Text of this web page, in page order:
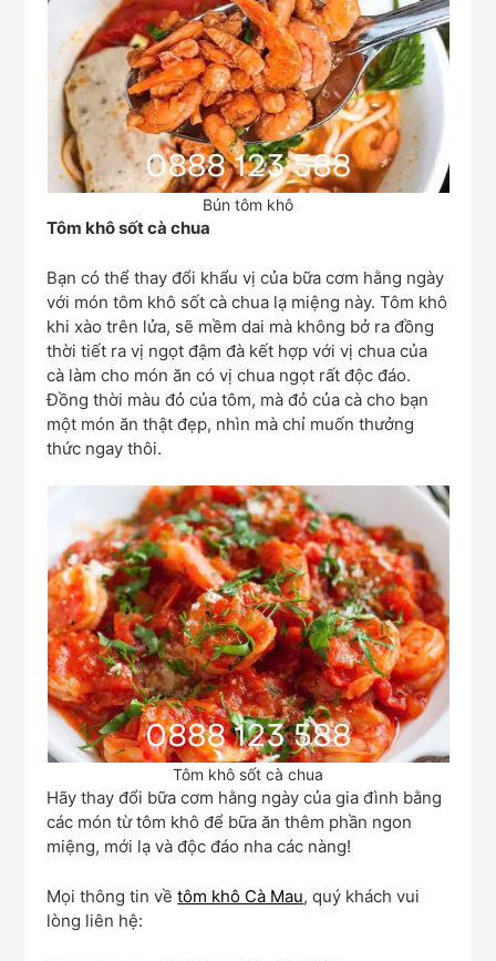
Bún tôm khô
Tôm khô sốt cà chua
Bạn có thể thay đổi khẩu vị của bữa cơm hằng ngày
với món tôm khô sốt cà chua lạ miệng này. Tôm khô
khi xào trên lửa, sẽ mềm dai mà không bở ra đồng
thời tiết ra vị ngọt đậm đà kết hợp với vị chua của
cà làm cho món ăn có vị chua ngọt rất độc đáo.
Đồng thời màu đỏ của tôm, mà đỏ của cà cho bạn
một món ăn thật đẹp, nhìn mà chỉ muốn thưởng
thức ngay thôi.
Tôm khô sốt cà chua
Hãy thay đổi bữa cơm hằng ngày của gia đình bằng
các món từ tôm khô để bữa ăn thêm phần ngon
miệng, mới lạ và độc đáo nha các nàng!
Mọi thông tin vềtôm khô Cà Mau, quý khách vui
lòng liên hệ: